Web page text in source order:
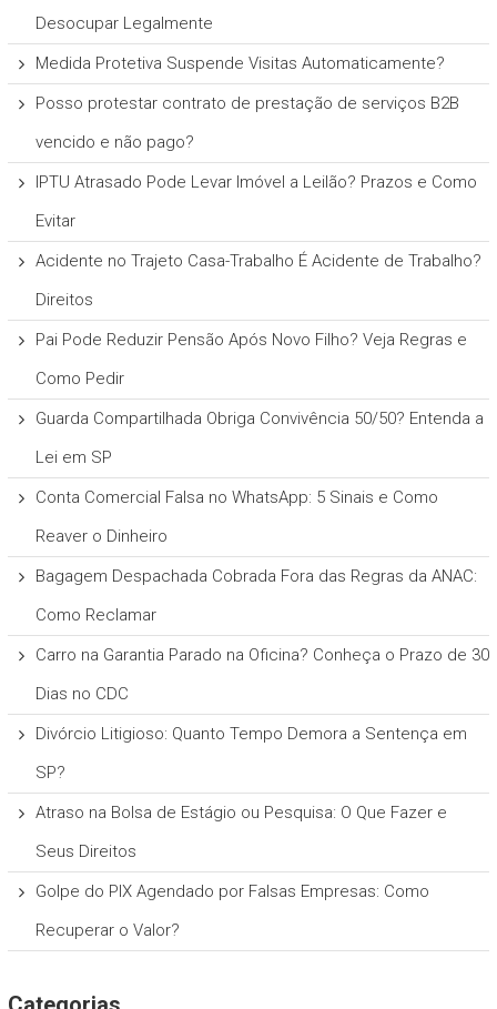
Desocupar Legalmente
Medida Protetiva Suspende Visitas Automaticamente?
Posso protestar contrato de prestação de serviços B2B
vencido e não pago?
IPTU Atrasado Pode Levar Imóvel a Leilão? Prazos e Como
Evitar
Acidente no Trajeto Casa-Trabalho É Acidente de Trabalho?
Direitos
Pai Pode Reduzir Pensão Após Novo Filho? Veja Regras e
Como Pedir
Guarda Compartilhada Obriga Convivência 50/50? Entenda a
Lei em SP
Conta Comercial Falsa no WhatsApp: 5 Sinais e Como
Reaver o Dinheiro
Bagagem Despachada Cobrada Fora das Regras da ANAC:
Como Reclamar
Carro na Garantia Parado na Oficina? Conheça o Prazo de 30
Dias no CDC
Divórcio Litigioso: Quanto Tempo Demora a Sentença em
SP?
Atraso na Bolsa de Estágio ou Pesquisa: O Que Fazer e
Seus Direitos
Golpe do PIX Agendado por Falsas Empresas: Como
Recuperar o Valor?